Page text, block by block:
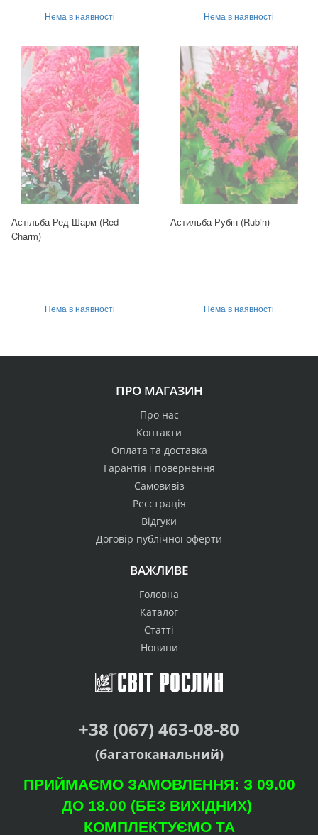
Нема в наявності Нема в наявності
Астільба Ред Шарм (Red
Charm)
Нема в наявності
Астильба Рубін (Rubin)
Нема в наявності
ПРО МАГАЗИН
Про нас
Контакти
Оплата та доставка
Гарантія і повернення
Самовивіз
Реєстрація
Відгуки
Договір публічної оферти
ВАЖЛИВЕ
Головна
Каталог
Статті
Новини
+38 (067) 463-08-80
(багатоканальний)
ПРИЙМАЄМО ЗАМОВЛЕННЯ: З 09.00
ДО 18.00 (БЕЗ ВИХІДНИХ)
КОМПЛЕКТУЄМО ТА